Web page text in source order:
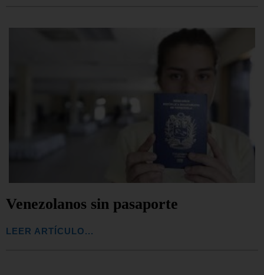
Venezolanos sin pasaporte
LEER ARTÍCULO...